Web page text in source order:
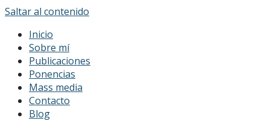
Saltar al contenido
Pablo Redondo Mora
Sociólogo
Inicio
Sobre mí
Publicaciones
Ponencias
Mass media
Contacto
Blog